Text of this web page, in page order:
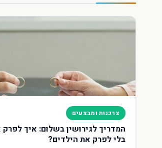
צרכנות ומבצעים
המדריך לגירושין בשלום: איך
בלי לפרק את הילדים?